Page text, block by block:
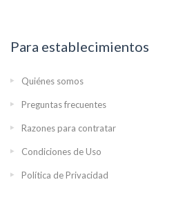
Para establecimientos
Quiénes somos
Preguntas frecuentes
Razones para contratar
Condiciones de Uso
Política de Privacidad